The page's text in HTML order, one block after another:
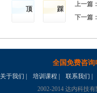
顶 踩
上一篇
下一篇
全国免费咨询
关于我们 培训课程 联系我们
2002-2014 达内科技